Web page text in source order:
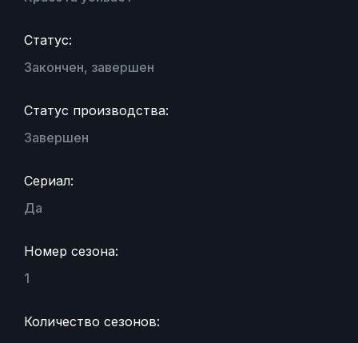
Статус:
Закончен, завершен
Статус производства:
Завершен
Сериал:
Да
Номер сезона:
1
Количество сезонов: